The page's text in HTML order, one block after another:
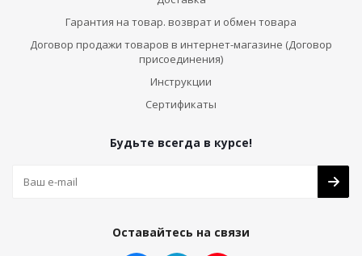
Гарантия на товар. возврат и обмен товара
Договор продажи товаров в интернет-магазине (Договор
присоединения)
Инструкции
Сертификаты
Будьте всегда в курсе!
Оставайтесь на связи